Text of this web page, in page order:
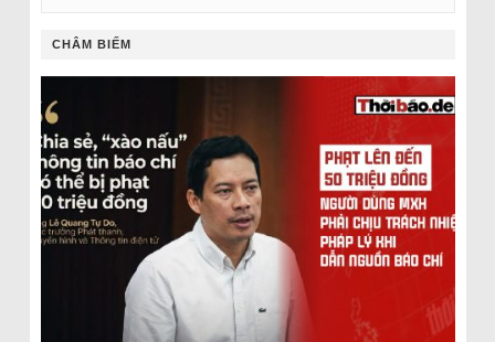
CHÂM BIẾM